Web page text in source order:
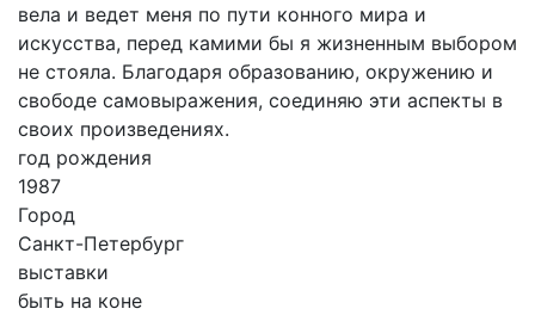
вела и ведет меня по пути конного мира и
искусства, перед камими бы я жизненным выбором
не стояла. Благодаря образованию, окружению и
свободе самовыражения, соединяю эти аспекты в
своих произведениях.
год рождения
1987
Город
Санкт-Петербург
выставки
быть на коне